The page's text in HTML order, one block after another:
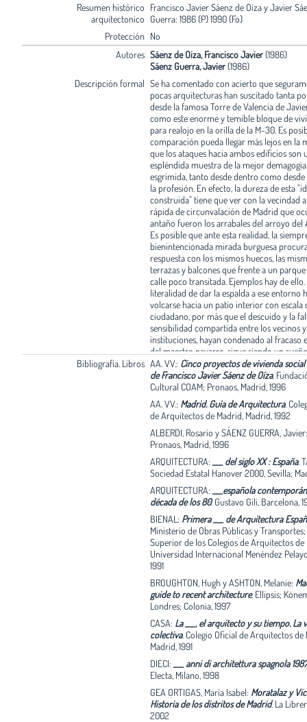
Resumen histórico
arquitectonico
Francisco Javier Sáenz de Oíza y Javier
Guerra: 1986 (P) 1990 (Fo)
Protección No
Autores Sáenz de Oiza, Francisco Javier(1986)
Sáenz Guerra, Javier(1986)
Descripción formal Se ha comentado con acierto que
pocas arquitecturas han suscitado tanta
desde la famosa Torre de Valencia de
como este enorme y temible bloque de
para realojo en la orilla de la M-30. Es
comparación pueda llegar más lejos en la
que los ataques hacia ambos edificios son
espléndida muestra de la mejor demagogia
esgrimida, tanto desde dentro como
la profesión. En efecto, la dureza de esta
construida" tiene que ver con la vecindad
rápida de circunvalación de Madrid que
antaño fueron los arrabales del arroyo del
Es posible que ante esta realidad, la
bienintencionada mirada burguesa
respuesta con los mismos huecos, las
terrazas y balcones que frente a un
calle poco transitada. Ejemplos hay de ello.
literalidad de dar la espalda a ese entorno
volcarse hacia un patio interior con escala
ciudadano, por más que el descuido y la
sensibilidad compartida entre los vecinos y
instituciones, hayan condenado al fracaso
del maestro navarro, sigue siendo un
provocación a partes iguales, que resulta
atractiva para parte importante del medio
profesional. La historia de esta
emparentada en lo formal con la pequeña
Villa Fabriciano del mismo Sáenz de Oíza,
tipológico con los kilométricos Hofe
otros ejemplos centroeuropeos de gran
bien conocida. En febrero de 1986 la
Ordenación del Territorio, Medio
Vivienda resolvió convocar un concurso
entre seis grandes oficinas de ámbito
(Aroca, Gallego-Jorreto, Martorell-
Peña Ganchegui, Sota y Sáenz de Oíza)
estudio de este macrosolar cuya
enorme cuerpo continuo de 600 metros
y 8 alturas- venía determinada por el
General de Madrid. Liberados los
concurso de la obligatoriedad de asumir
del Plan, Sáenz de Oíza fue el único
por respetar en líneas generales la idea de
edificación propuesta, planteando un
continuo de traza helicoidal apoyada en
del solar, plegándose hacia el interior en el
sureste. Sin embargo, el arquitecto navarro
proyectaba dos pequeñas modificaciones
volumen previsto: en lo que se refiere a las
proponía un cierto escalonamiento hacia
rápida con el fin de aligerar visualmente la
intervención. Esta merma de la
trasferida a una de las parcelas vecinas.
parte se planteaba una ligera corrección
Bibliografía. Libros AA. VV.: Cinco proyectos de vivienda
de Francisco Javier Sáenz de Oíza.
Cultural COAM; Pronaos, Madrid, 1996
AA. VV.: Madrid. Guía de Arquitectura.
de Arquitectos de Madrid, Madrid, 1992
ALBERDI, Rosario y SÁENZ GUERRA, Javier:
Pronaos, Madrid, 1996
ARQUITECTURA:
___ del siglo XX : España.
Sociedad Estatal Hanover 2000, Sevilla;
ARQUITECTURA:
___española
década de los 80.Gustavo Gili, Barcelona,
BIENAL: Primera ___ de Arquitectura
Ministerio de Obras Públicas y
Superior de los Colegios de Arquitectos de
Universidad Internacional Menéndez
1991
BROUGHTON, Hugh y ASHTON, Melanie:
guide to recent architecture. Ellipsis;
Londres; Colonia, 1997
CASA: La ___, el arquitecto y su tiempo. La
colectiva. Colegio Oficial de Arquitectos de
Madrid, 1991
DIECI:
___ anni di architettura spagnola
Electa, Milano, 1998
GEA ORTIGAS, María Isabel: Moratalaz y
Historia de los distritos de Madrid. La
2002